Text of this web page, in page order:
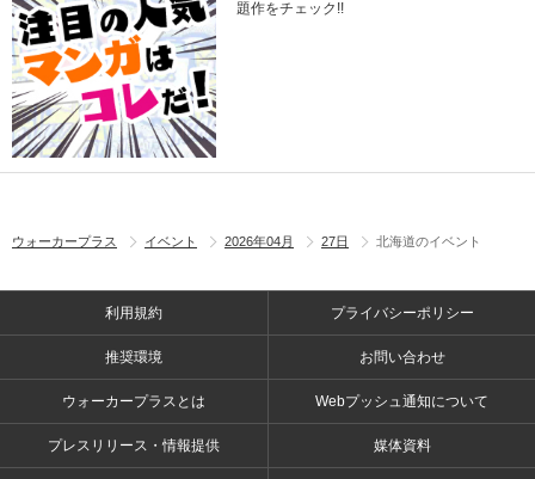
題作をチェック!!
ウォーカープラス イベント 2026年04月 27日 北海道のイベント
利用規約 プライバシーポリシー
推奨環境 お問い合わせ
ウォーカープラスとは Webプッシュ通知について
プレスリリース・情報提供 媒体資料